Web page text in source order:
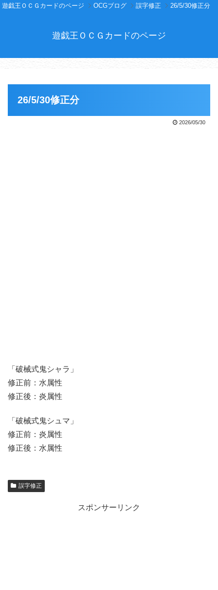
遊戯王ＯＣＧカードのページ OCGブログ 誤字修正 26/5/30修正分
遊戯王ＯＣＧカードのページ
26/5/30修正分
2026/05/30
「破械式鬼シャラ」
修正前：水属性
修正後：炎属性
「破械式鬼シュマ」
修正前：炎属性
修正後：水属性
誤字修正
スポンサーリンク